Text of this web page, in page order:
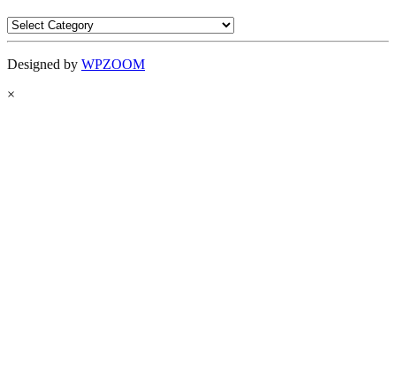
Categories
Designed by WPZOOM
×